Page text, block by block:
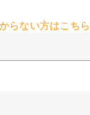
らない方はこちら